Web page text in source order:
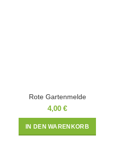
Rote Gartenmelde
4,00 €
IN DEN WARENKORB